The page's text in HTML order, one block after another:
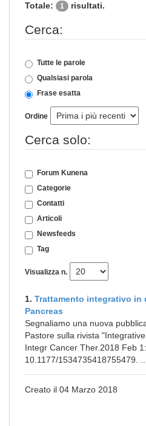
Totale: 1 risultati.
Cerca:
Tutte le parole
Qualsiasi parola
Frase esatta
Ordine
Cerca solo:
Forum Kunena
Categorie
Contatti
Articoli
Newsfeeds
Tag
Visualizza n.
1. Trattamento integrativo in
Pancreas
Segnaliamo una nuova
Pastore sulla rivista
Integr Cancer Ther.2018 Feb
10.1177/1534735418755479. ...
Creato il 04 Marzo 2018